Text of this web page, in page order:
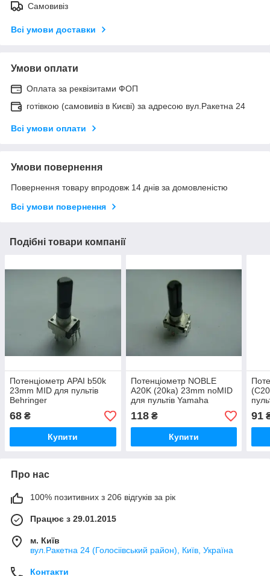
Самовивіз
Всі умови доставки
Умови оплати
Оплата за реквізитами ФОП
готівкою (самовивіз в Києві) за адресою вул.Ракетна 24
Всі умови оплати
Умови повернення
Повернення товару впродовж 14 днів за домовленістю
Всі умови повернення
Подібні товари компанії
Потенціометр APAI b50k
23mm MID для пультів
Behringer
68 ₴
Купити
Потенціометр NOBLE
A20K (20ka) 23mm noMID
для пультів Yamaha
118₴
Купити
91
Про нас
100% позитивних з 206 відгуків за рік
Працює з 29.01.2015
м. Київ
вул.Ракетна 24 (Голосіівський район), Київ, Україна
Контакти